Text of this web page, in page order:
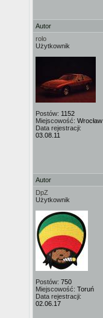
Autor
rolo
Użytkownik
Postów: 1152
Miejscowość: Wrocław
Data rejestracji:
03.08.11
Autor
DpZ
Użytkownik
Postów: 750
Miejscowość: Toruń
Data rejestracji:
02.06.17